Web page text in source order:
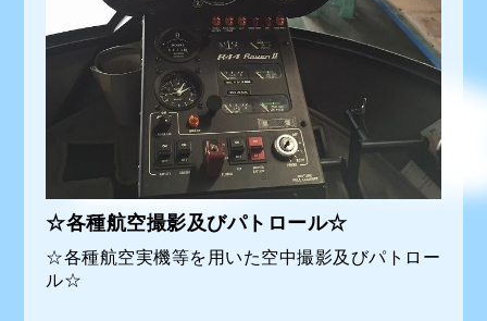
☆各種航空撮影及びパトロール☆
☆各種航空実機等を用いた空中撮影及びパトロー
ル☆